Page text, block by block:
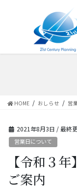
へ
ョ
HOME おしらせ 営
2021年8月3日 / 最終
営業日について
【令和３
ご案内